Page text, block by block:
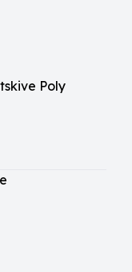
Poly